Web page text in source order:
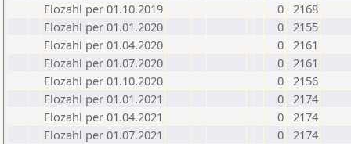
Elozahl per 01.10.2019
0 2168
Elozahl per 01.01.2020
0 2155
Elozahl per 01.04.2020
0 2161
Elozahl per 01.07.2020
0 2161
Elozahl per 01.10.2020
0 2156
Elozahl per 01.01.2021
0 2174
Elozahl per 01.04.2021
0 2174
Elozahl per 01.07.2021
0 2174